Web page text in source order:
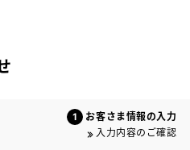
お客さま情報の入力
入力内容のご確認